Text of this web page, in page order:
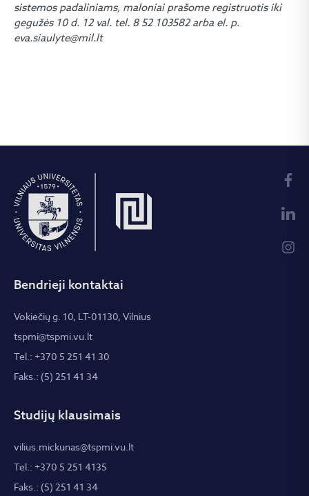
sistemos padaliniams, maloniai prašome registruotis iki
gegužės 10 d. 12 val. tel. 8 52 103582 arba el. p.
eva.siaulyte@mil.lt
Bendrieji kontaktai
Vokiečių g. 10, LT-01130, Vilnius
tspmi@tspmi.vu.lt
Tel.: +370 5 251 41 30
Faks.: (5) 251 41 34
Studijų klausimais
vilius.mickunas@tspmi.vu.lt
Tel.: +370 5 251 4135
Faks.: (5) 251 41 34